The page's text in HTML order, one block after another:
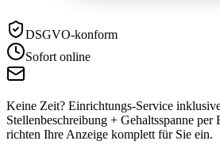
DSGVO-konform
Sofort online
Keine Zeit? Einrichtungs-Service
Stellenbeschreibung + Gehaltsspanne
richten Ihre Anzeige komplett für Sie ein.